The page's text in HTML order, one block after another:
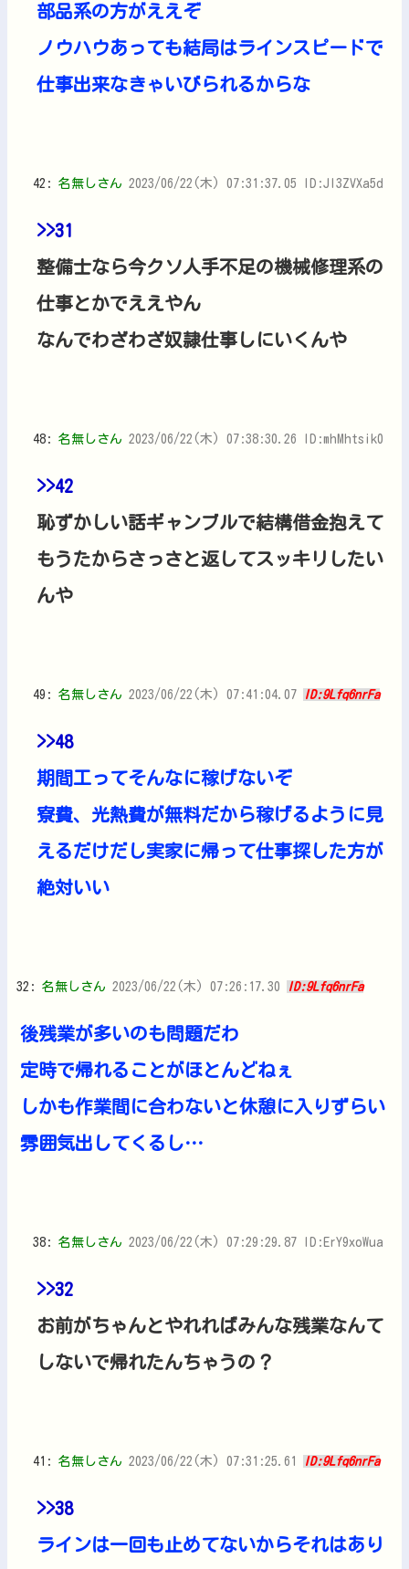
部品系の方がええぞ
ノウハウあっても結局はラインスピードで
仕事出来なきゃいびられるからな
42: 名無しさん 2023/06/22(木) 07:31:37.05 ID:JI3ZVXa5d
>>31
整備士なら今クソ人手不足の機械修理系の
仕事とかでええやん
なんでわざわざ奴隷仕事しにいくんや
48: 名無しさん 2023/06/22(木) 07:38:30.26 ID:mhMhtsik0
>>42
恥ずかしい話ギャンブルで結構借金抱えて
もうたからさっさと返してスッキリしたい
んや
49: 名無しさん 2023/06/22(木) 07:41:04.07 ID:9Lfq6nrFa
>>48
期間工ってそんなに稼げないぞ
寮費、光熱費が無料だから稼げるように見
えるだけだし実家に帰って仕事探した方が
絶対いい
32: 名無しさん 2023/06/22(木) 07:26:17.30 ID:9Lfq6nrFa
後残業が多いのも問題だわ
定時で帰れることがほとんどねぇ
しかも作業間に合わないと休憩に入りずらい
雰囲気出してくるし…
38: 名無しさん 2023/06/22(木) 07:29:29.87 ID:ErY9xoWua
>>32
お前がちゃんとやれればみんな残業なんて
しないで帰れたんちゃうの？
41: 名無しさん 2023/06/22(木) 07:31:25.61 ID:9Lfq6nrFa
>>38
ラインは一回も止めてないからそれはあり